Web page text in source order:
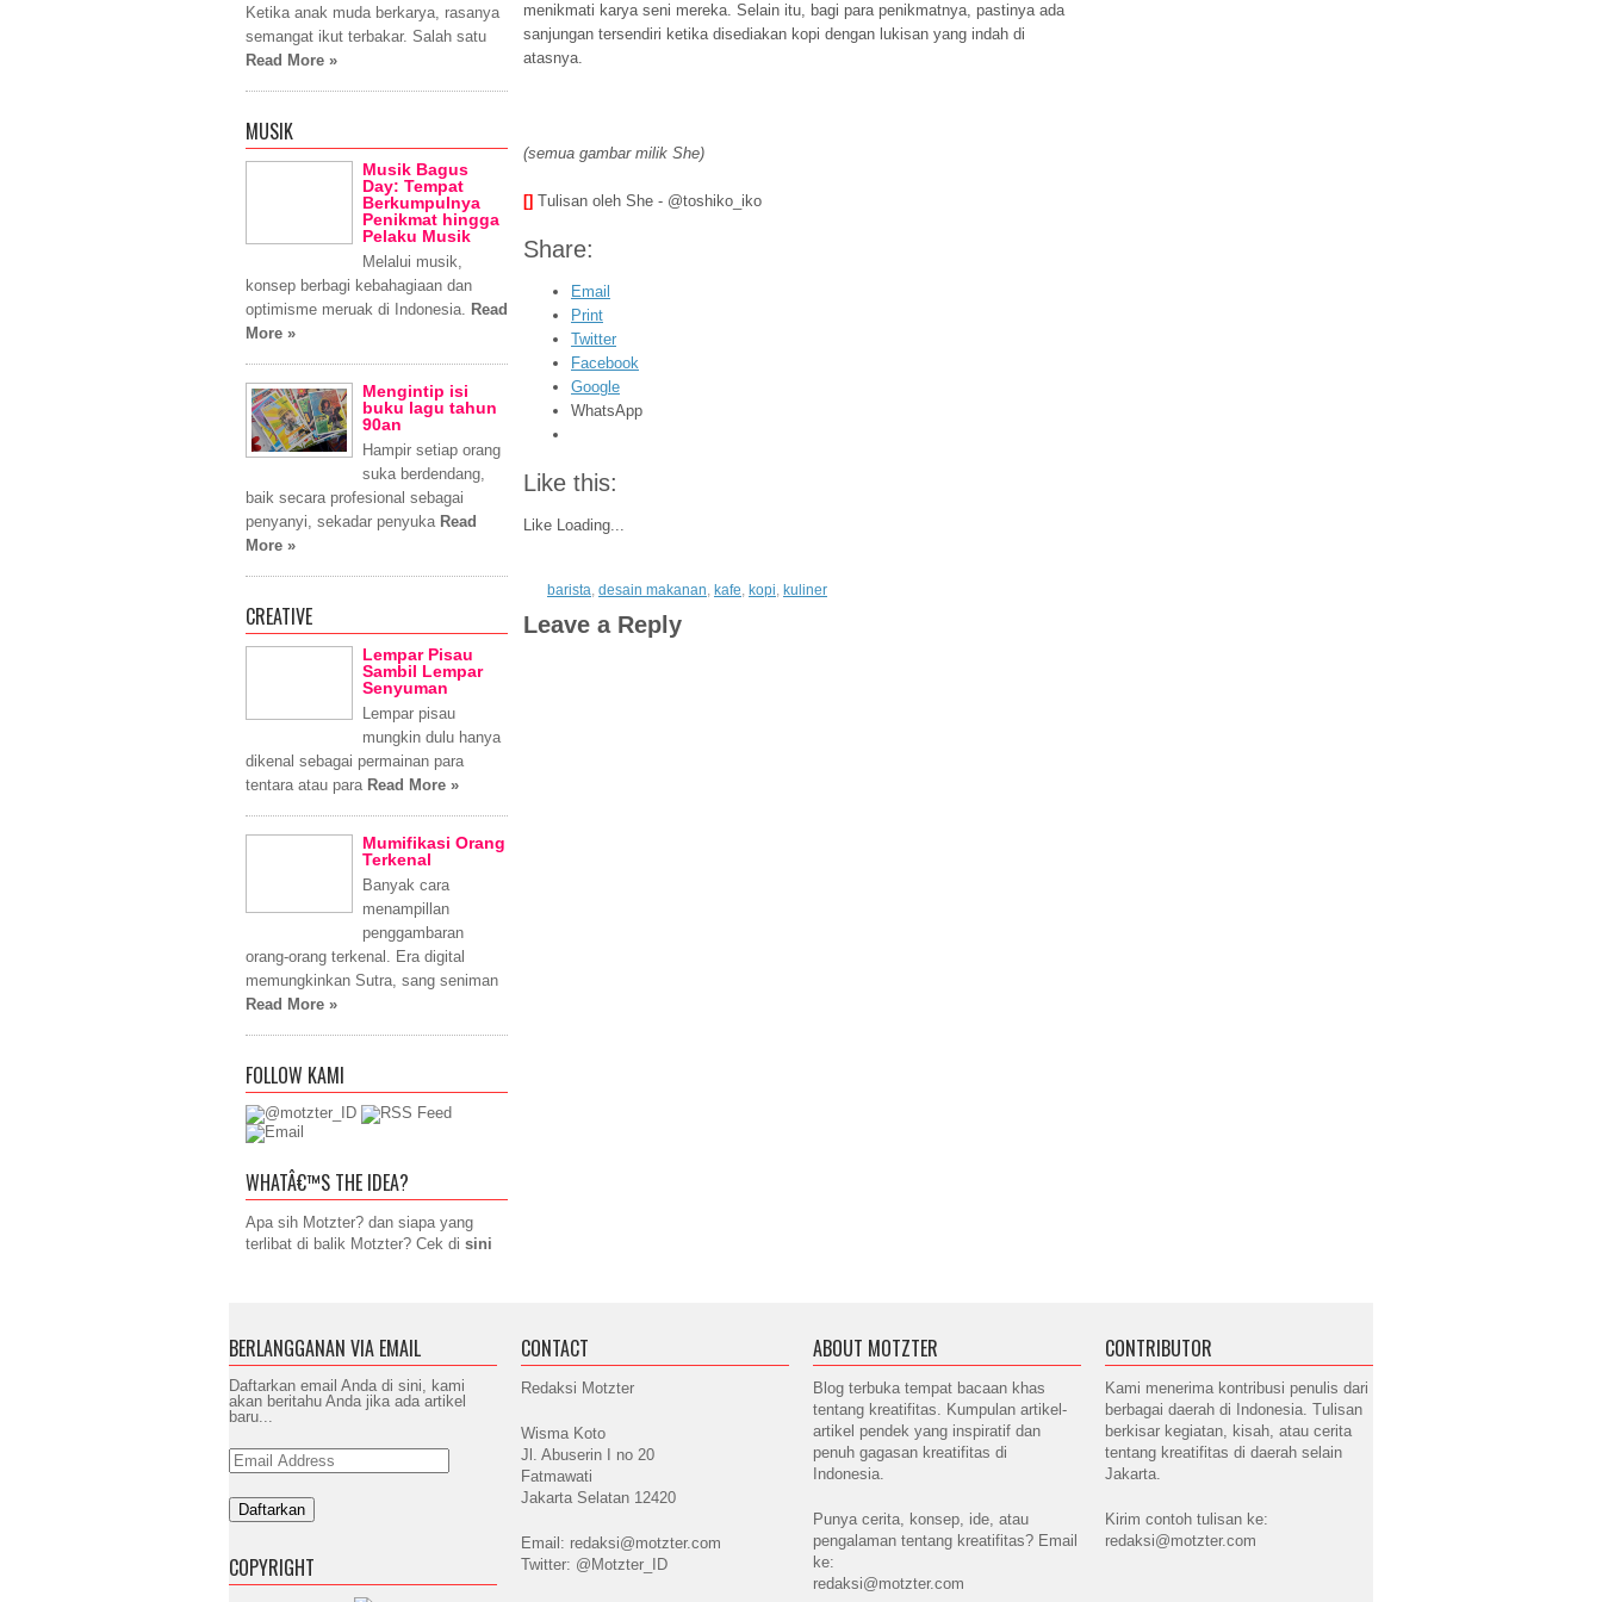
menikmati karya seni mereka. Selain itu, bagi para penikmatnya, pastinya ada
sanjungan tersendiri ketika disediakan kopi dengan lukisan yang indah di
atasnya.
(semua gambar milik She)
[] Tulisan oleh She - @toshiko_iko
Share:
Email
Print
Twitter
Facebook
Google
WhatsApp
Like this:
Like Loading...
barista, desain makanan, kafe, kopi, kuliner
Leave a Reply
Ketika anak muda berkarya, rasanya
semangat ikut terbakar. Salah satu
Read More »
MUSIK
Musik Bagus
Day: Tempat
Berkumpulnya
Penikmat hingga
Pelaku Musik
Melalui musik,
konsep berbagi kebahagiaan dan
optimisme meruak di Indonesia.
Read
More »
Mengintip isi
buku lagu tahun
90an
Hampir setiap orang
suka berdendang,
baik secara profesional sebagai
penyanyi, sekadar penyuka Read
More »
CREATIVE
Lempar Pisau
Sambil Lempar
Senyuman
Lempar pisau
mungkin dulu hanya
dikenal sebagai permainan para
tentara atau para Read More »
Mumifikasi Orang
Terkenal
Banyak cara
menampillan
penggambaran
orang-orang terkenal. Era digital
memungkinkan Sutra, sang seniman
Read More »
FOLLOW KAMI
WHATÂ€™S THE IDEA?
Apa sih Motzter? dan siapa yang
terlibat di balik Motzter? Cek di sini
BERLANGGANAN VIA EMAIL
Daftarkan email Anda di sini, kami
akan beritahu Anda jika ada artikel
baru...
Email
Address
COPYRIGHT
CONTACT
Redaksi Motzter
Wisma Koto
Jl. Abuserin I no 20
Fatmawati
Jakarta Selatan 12420
Email: redaksi@motzter.com
Twitter: @Motzter_ID
ABOUT MOTZTER
Blog terbuka tempat bacaan khas
tentang kreatifitas. Kumpulan artikel-
artikel pendek yang inspiratif dan
penuh gagasan kreatifitas di
Indonesia.
Punya cerita, konsep, ide, atau
pengalaman tentang kreatifitas? Email
ke:
redaksi@motzter.com
CONTRIBUTOR
Kami menerima kontribusi penulis dari
berbagai daerah di Indonesia. Tulisan
berkisar kegiatan, kisah, atau cerita
tentang kreatifitas di daerah selain
Jakarta.
Kirim contoh tulisan ke:
redaksi@motzter.com